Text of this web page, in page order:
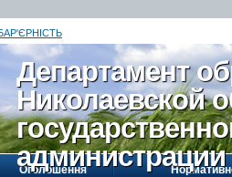
Департамент
Николаевской
администрации
Оголошення